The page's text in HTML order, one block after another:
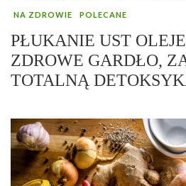
NA ZDROWIE POLECANE
PŁUKANIE UST
ZDROWE GARDŁO,
TOTALNĄ